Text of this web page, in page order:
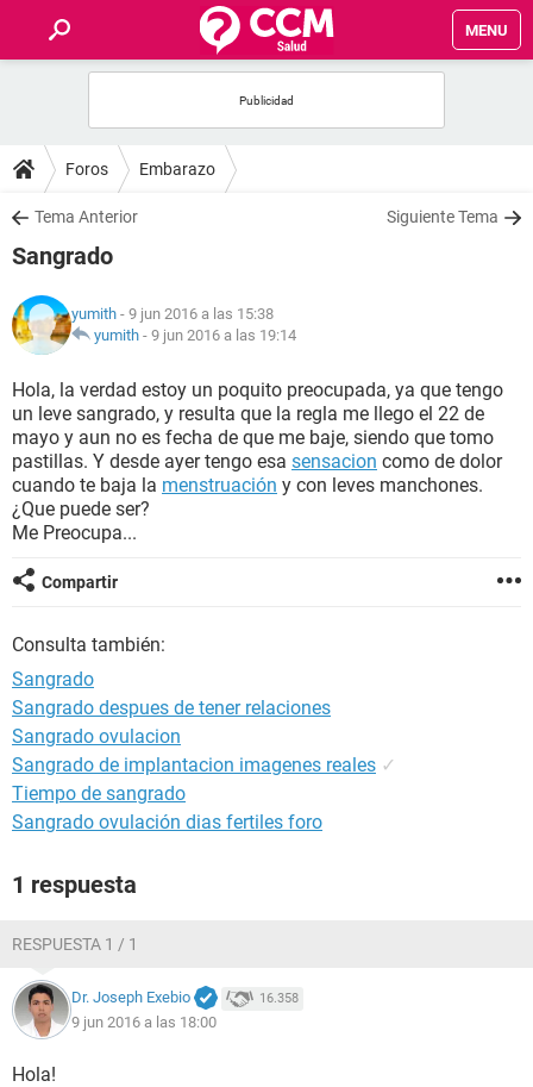
MENU
FOROS
SALUD
FAMILIA
NUTRICIÓN
BIENESTAR
SEXUALIDAD
GLOSARIO
Foros Embarazo
Tema Anterior Siguiente Tema
Sangrado
yumith - 9 jun 2016 a las 15:38
yumith - 9 jun 2016 a las 19:14
Hola, la verdad estoy un poquito preocupada, ya que tengo
un leve sangrado, y resulta que la regla me llego el 22 de
mayo y aun no es fecha de que me baje, siendo que tomo
pastillas. Y desde ayer tengo esa sensacion como de dolor
cuando te baja la menstruación y con leves manchones.
¿Que puede ser?
Me Preocupa...
Compartir
Consulta también:
Sangrado
Sangrado despues de tener relaciones
Sangrado ovulacion
Sangrado de implantacion imagenes reales ✓
Tiempo de sangrado
Sangrado ovulación dias fertiles foro
1 respuesta
RESPUESTA 1 / 1
Dr. Joseph Exebio 16.358
9 jun 2016 a las 18:00
Hola!